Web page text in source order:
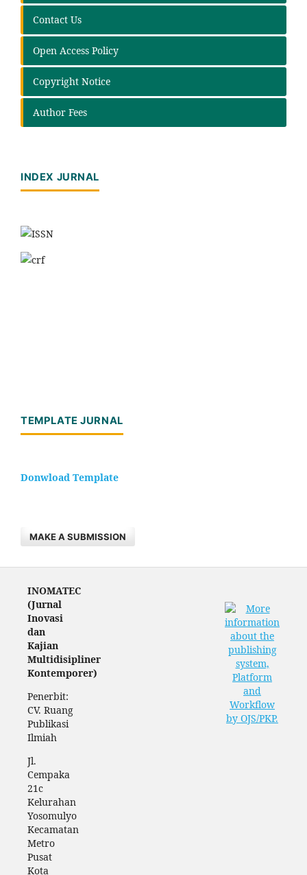
Contact Us
Open Access Policy
Copyright Notice
Author Fees
INDEX JURNAL
TEMPLATE JURNAL
Donwload Template
MAKE A SUBMISSION
INOMATEC
(Jurnal
Inovasi
dan
Kajian
Multidisipliner
Kontemporer)
Penerbit:
CV. Ruang
Publikasi
Ilmiah
Jl.
Cempaka
21c
Kelurahan
Yosomulyo
Kecamatan
Metro
Pusat
Kota